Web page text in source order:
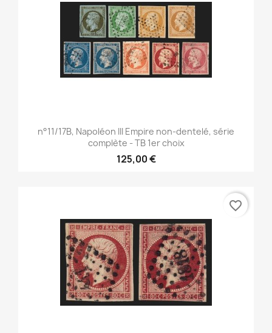
n°11/17B, Napoléon III Empire non-dentelé, série
complète - TB 1er choix
125,00 €
favorite_border